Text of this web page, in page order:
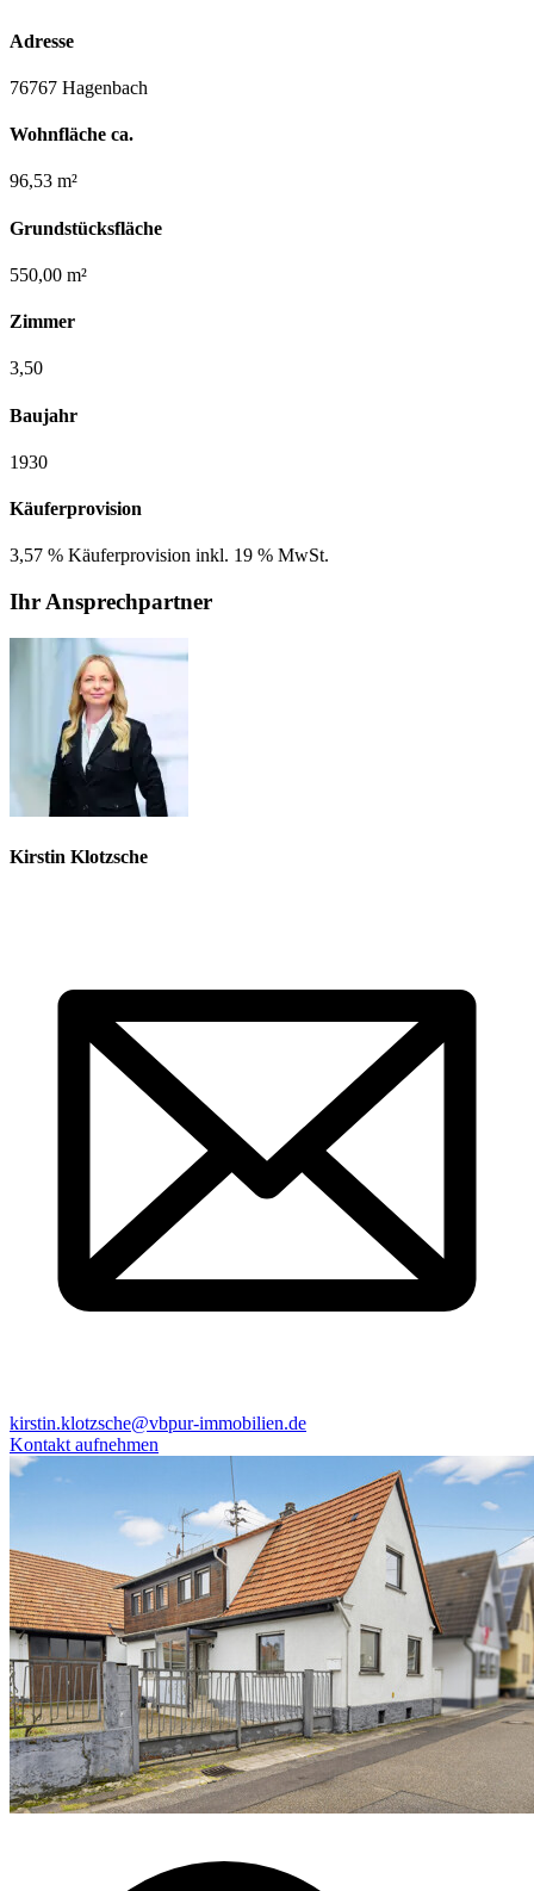
Adresse
76767 Hagenbach
Wohnfläche ca.
96,53 m²
Grundstücksfläche
550,00 m²
Zimmer
3,50
Baujahr
1930
Käuferprovision
3,57 % Käuferprovision inkl. 19 % MwSt.
Ihr Ansprechpartner
Kirstin Klotzsche
kirstin.klotzsche@vbpur-immobilien.de
Kontakt aufnehmen